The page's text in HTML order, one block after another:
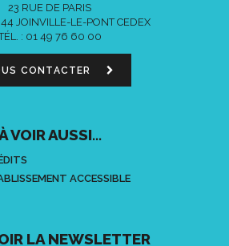
23 RUE DE PARIS
JOINVILLE-LE-PONT CEDEX
: 01 49 76 60 00
CONTACTER
VOIR AUSSI...
ACCESSIBLE
LA NEWSLETTER